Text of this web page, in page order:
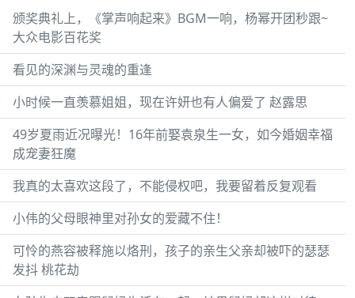
颁奖典礼上，《掌声响起来》BGM一响，杨幂开团秒跟~
大众电影百花奖
看见的深渊与灵魂的重逢
小时候一直羡慕姐姐，现在许妍也有人偏爱了 赵露思
49岁夏雨近况曝光！16年前娶袁泉生一女，如今婚姻幸福
成宠妻狂魔
我真的太喜欢这段了，不能侵权吧，我要留着反复观看
小伟的父母眼神里对孙女的爱藏不住！
可怜的燕容被释施以烙刑，孩子的亲生父亲却被吓的瑟瑟
发抖 桃花劫